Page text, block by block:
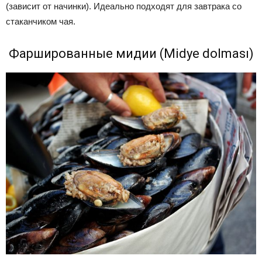
(зависит от начинки). Идеально подходят для завтрака со
стаканчиком чая.
Фаршированные мидии (Midye dolması)